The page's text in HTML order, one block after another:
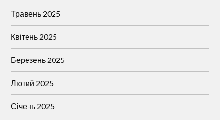
Травень 2025
Квітень 2025
Березень 2025
Лютий 2025
Січень 2025